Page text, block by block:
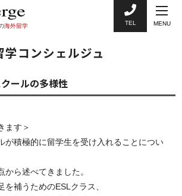
海外留学 TEL MENU
学コンシェルジュ
ールの多様性
ます＞
が積極的に留学生を受け入れることについ
ら述べてきました。
を補うためのESLクラス、